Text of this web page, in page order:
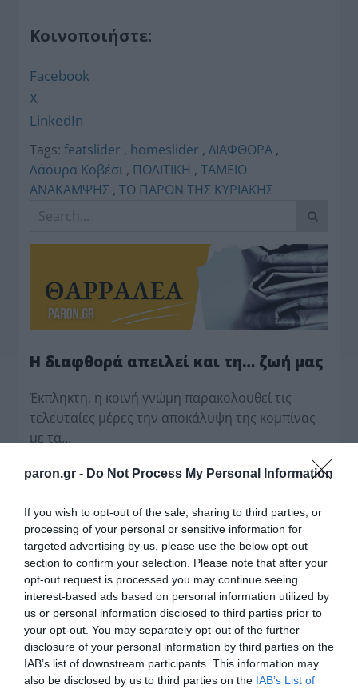
paron.gr - Do Not Process My Personal Information
If you wish to opt-out of the sale, sharing to third parties, or
processing of your personal or sensitive information for
targeted advertising by us, please use the below opt-out
section to confirm your selection. Please note that after your
opt-out request is processed you may continue seeing
interest-based ads based on personal information utilized by
us or personal information disclosed to third parties prior to
your opt-out. You may separately opt-out of the further
disclosure of your personal information by third parties on the
IAB’s list of downstream participants. This information may
also be disclosed by us to third parties on the IAB’s List of
Κοινοποιήστε:
Facebook
X
LinkedIn
Tags: featslider , homeslider ,ΔΙΑΦΘΟΡΑ ,
Λάουρα Κοβέσι , ΠΟΛΙΤΙΚΗ ,ΤΑΜΕΙΟ
ΑΝΑΚΑΜΨΗΣ ,ΤΟ ΠΑΡΟΝ ΤΗΣ ΚΥΡΙΑΚΗΣ
Η διαφθορά απειλεί και τη… ζωή μας
Έκπληκτη, η κοινή γνώμη παρακολουθεί τις
τελευταίες μέρες την αποκάλυψη της κο­μπίνας
με τα…